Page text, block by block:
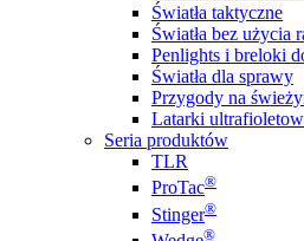
Światła taktyczne
Światła bez użycia
Penlights i breloki
Światła dla sprawy
Przygody na
Latarki
Seria produktów
TLR
ProTac®
Stinger®
®